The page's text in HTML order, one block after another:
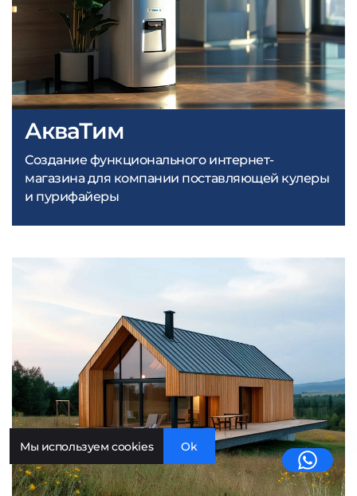
АкваТим
Создание функционального интернет-
магазина для компании поставляющей кулеры
и пурифайеры
Мы используем cookies Ok